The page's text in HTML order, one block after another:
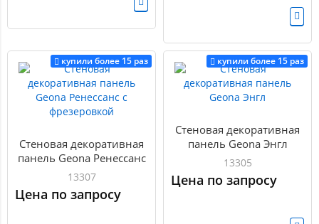
купили более 15 раз
Стеновая декоративная
панель Geona Ренессанс
с фрезеровкой
13307
Цена по запросу
купили более 15 раз
Стеновая декоративная
панель Geona Энгл
13305
Цена по запросу